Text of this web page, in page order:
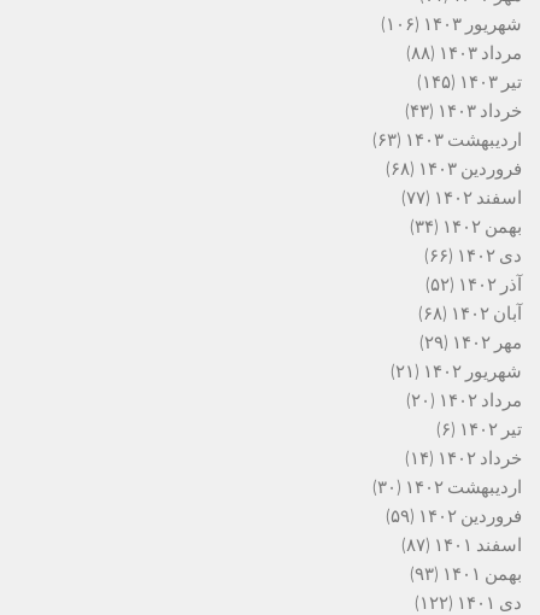
شهریور ۱۴۰۳
(۱۰۶)
مرداد ۱۴۰۳
(۸۸)
تیر ۱۴۰۳
(۱۴۵)
خرداد ۱۴۰۳
(۴۳)
اردیبهشت ۱۴۰۳
(۶۳)
فروردین ۱۴۰۳
(۶۸)
اسفند ۱۴۰۲
(۷۷)
بهمن ۱۴۰۲
(۳۴)
دی ۱۴۰۲
(۶۶)
آذر ۱۴۰۲
(۵۲)
آبان ۱۴۰۲
(۶۸)
مهر ۱۴۰۲
(۲۹)
شهریور ۱۴۰۲
(۲۱)
مرداد ۱۴۰۲
(۲۰)
تیر ۱۴۰۲
(۶)
خرداد ۱۴۰۲
(۱۴)
اردیبهشت ۱۴۰۲
(۳۰)
فروردین ۱۴۰۲
(۵۹)
اسفند ۱۴۰۱
(۸۷)
بهمن ۱۴۰۱
(۹۳)
دی ۱۴۰۱
(۱۲۲)